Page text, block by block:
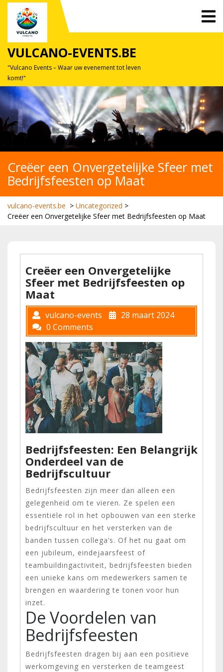
Skip
content
VULCANO-EVENTS.BE
"Vulcano Events – Waar uw evenement tot leven
komt!"
Creëer een Onvergetelijke Sfeer met
Bedrijfsfeesten op Maat
vulcano-events.be > Uncategorized >
Creëer een Onvergetelijke Sfeer met Bedrijfsfeesten op Maat
Creëer een Onvergetelijke
Sfeer met Bedrijfsfeesten op
Maat
vulcano-events
28 maart 2024
0 Comments
Bedrijfsfeesten: Een Belangrijk
Onderdeel van de
Bedrijfscultuur
Bedrijfsfeesten zijn meer dan alleen een
gelegenheid om te vieren. Ze spelen een
essentiële rol in het opbouwen van een sterke
bedrijfscultuur en het versterken van de
banden tussen collega’s. Of het nu gaat om
een jubileum, eindejaarsfeest of
teambuildingactiviteit, bedrijfsfeesten bieden
een unieke kans om medewerkers samen te
brengen en waardering te tonen voor hun
inzet.
De Voordelen van
Bedrijfsfeesten
Bedrijfsfeesten dragen bij aan een positieve
werkomgeving en versterken de teamgeest